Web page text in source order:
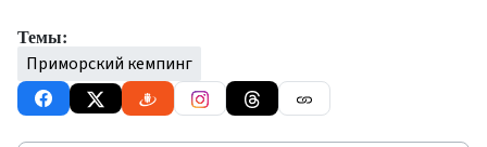
Темы:
Приморский кемпинг